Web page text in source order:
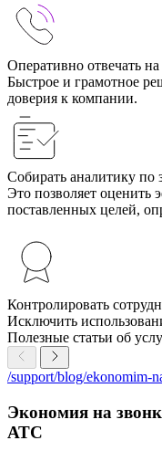
Оперативно отвечать
Быстрое и грамотное
доверия к компании.
Собирать аналитику по
Это позволяет оценить
поставленных целей,
Контролировать
Исключить
Полезные статьи об
/support/blog/ekonomim-
Экономия на
АТС